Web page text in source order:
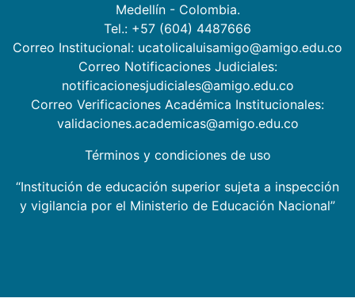
Medellín - Colombia.
Tel.: +57 (604) 4487666
Correo Institucional: ucatolicaluisamigo@amigo.edu.co
Correo Notificaciones Judiciales:
notificacionesjudiciales@amigo.edu.co
Correo Verificaciones Académica Institucionales:
validaciones.academicas@amigo.edu.co
Términos y condiciones de uso
“Institución de educación superior sujeta a inspección
y vigilancia por el Ministerio de Educación Nacional”